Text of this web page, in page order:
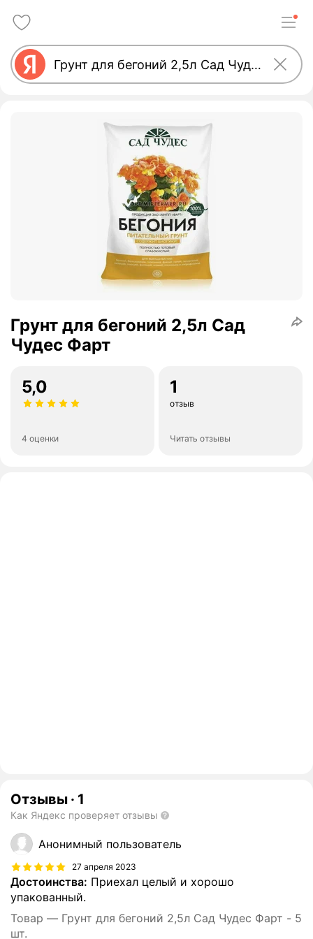
Грунт для бегоний 2,5л Сад
Чудес Фарт
5,0
4 оценки
1
отзыв
Читать отзывы
Отзывы · 1
Как Яндекс проверяет отзывы
Анонимный пользователь
27 апреля 2023
Достоинства: Приехал целый и хорошо
упакованный.
Товар — Грунт для бегоний 2,5л Сад Чудес Фарт - 5
шт.